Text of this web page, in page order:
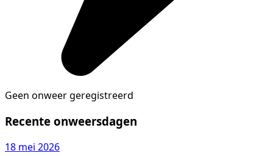
Geen onweer geregistreerd
Recente onweersdagen
18 mei 2026